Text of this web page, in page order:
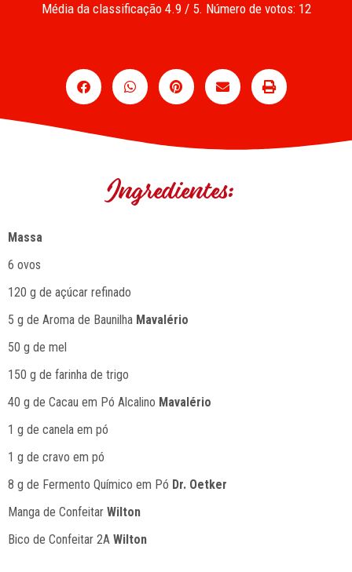
Média da classificação 4.9/ 5. Número de votos: 12
Ingredientes:
Massa
6 ovos
120 g de açúcar refinado
5 g de Aroma de Baunilha Mavalério
50 g de mel
150 g de farinha de trigo
40 g de Cacau em Pó Alcalino Mavalério
1 g de canela em pó
1 g de cravo em pó
8 g de Fermento Químico em Pó Dr. Oetker
Manga de Confeitar Wilton
Bico de Confeitar 2A Wilton